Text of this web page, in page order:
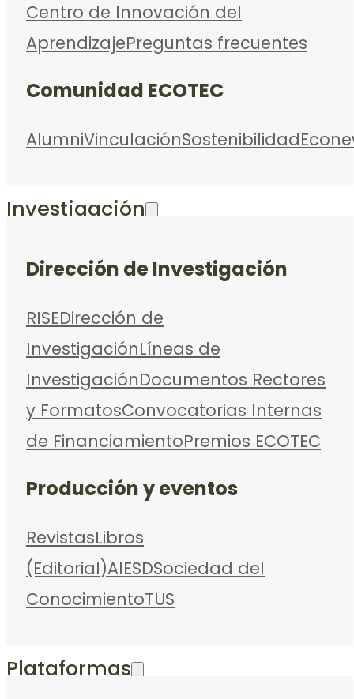
Centro de Innovación del
AprendizajePreguntas frecuentes
Comunidad ECOTEC
AlumniVinculaciónSostenibilidad
Investigación
Dirección de Investigación
RISEDirección de
InvestigaciónLíneas de
InvestigaciónDocumentos Rectores
y FormatosConvocatorias Internas
de FinanciamientoPremios ECOTEC
Producción y eventos
RevistasLibros
(Editorial)AIESDSociedad del
ConocimientoTUS
Plataformas